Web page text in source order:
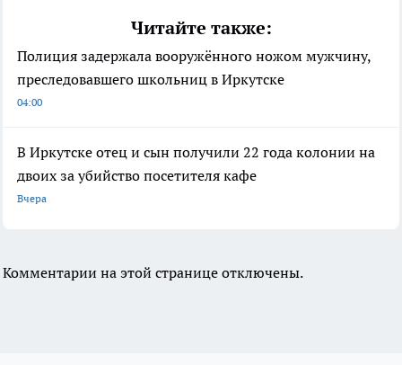
Читайте также:
Полиция задержала вооружённого ножом мужчину,
преследовавшего школьниц в Иркутске
04:00
В Иркутске отец и сын получили 22 года колонии на
двоих за убийство посетителя кафе
Вчера
Комментарии на этой странице отключены.